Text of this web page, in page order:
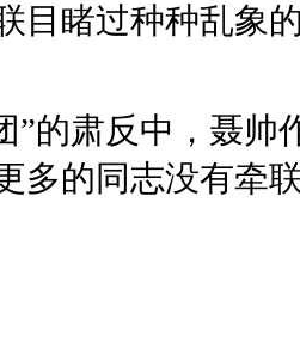
目睹过种种乱象
”的肃反中，聂帅
多的同志没有牵